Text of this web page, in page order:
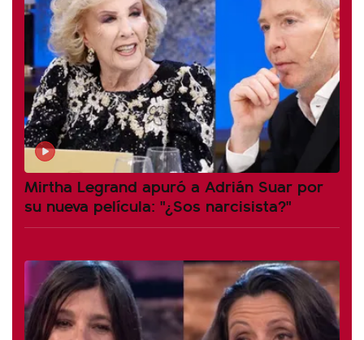
Mirtha Legrand apuró a Adrián Suar por
su nueva película: "¿Sos narcisista?"